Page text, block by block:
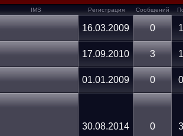
IMS Регистрация Сообщений
16.03.2009 0
17.09.2010 3
01.01.2009 0
30.08.2014 0